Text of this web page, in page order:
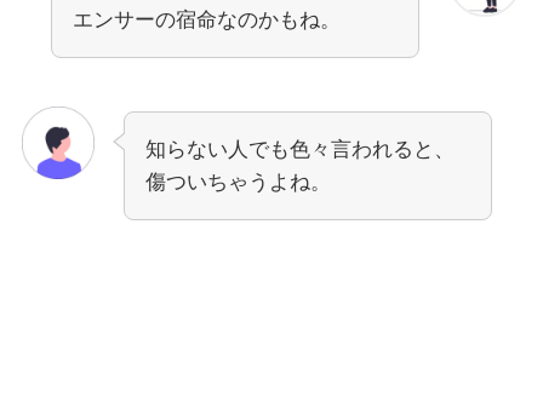
エンサーの宿命なのかもね。
知らない人でも色々言われると、
傷ついちゃうよね。